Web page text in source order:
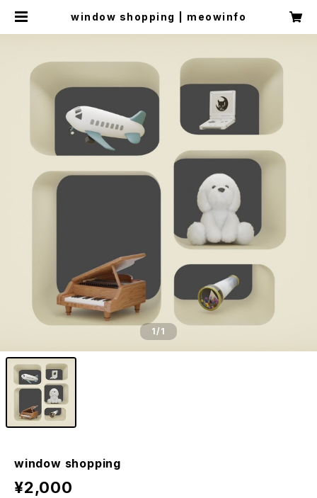
window shopping | meowinfo
1/1
window shopping
¥2,000